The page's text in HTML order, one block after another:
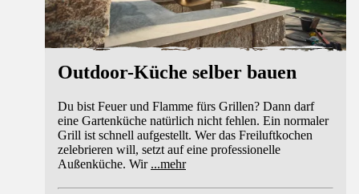
Outdoor-Küche selber bauen
Du bist Feuer und Flamme fürs Grillen? Dann darf
eine Gartenküche natürlich nicht fehlen. Ein normaler
Grill ist schnell aufgestellt. Wer das Freiluftkochen
zelebrieren will, setzt auf eine professionelle
Außenküche. Wir ...mehr